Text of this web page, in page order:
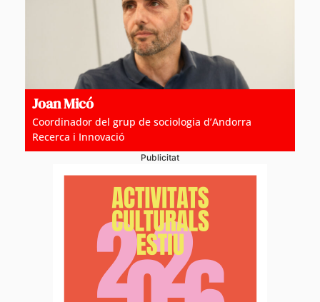
Joan Micó
Coordinador del grup de sociologia d’Andorra
Recerca i Innovació
Publicitat